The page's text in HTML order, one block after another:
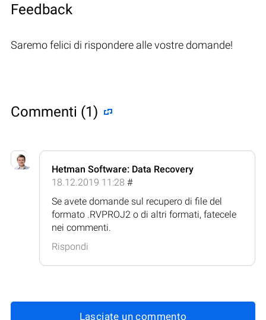
Feedback
Saremo felici di rispondere alle vostre domande!
Commenti (1)
Hetman Software: Data Recovery
18.12.2019 11:28 #
Se avete domande sul recupero di file del
formato .RVPROJ2 o di altri formati, fatecele
nei commenti.
Rispondi
Lasciate un commento